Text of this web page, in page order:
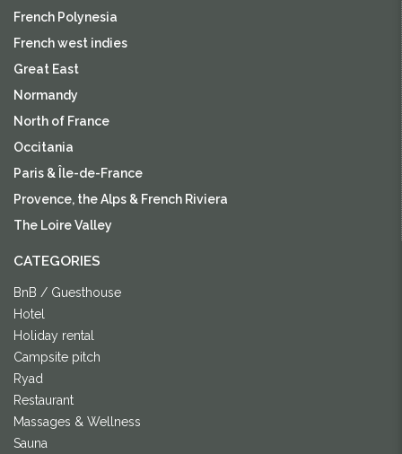
French Polynesia
French west indies
Great East
Normandy
North of France
Occitania
Paris & Île-de-France
Provence, the Alps & French Riviera
The Loire Valley
CATEGORIES
BnB / Guesthouse
Hotel
Holiday rental
Campsite pitch
Ryad
Restaurant
Massages & Wellness
Sauna